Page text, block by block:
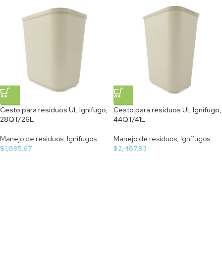
Cesto para residuos UL Ignifugo,
28QT/26L
Manejo de residuos, Ignífugos
$1,895.67
Cesto para residuos UL Ignifugo,
44QT/41L
Manejo de residuos, Ignífugos
$2,487.93